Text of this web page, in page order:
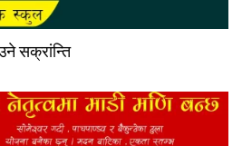
सक्रांन्ति